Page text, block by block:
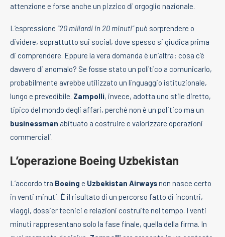
attenzione e forse anche un pizzico di orgoglio nazionale.
L’espressione “20 miliardi in 20 minuti”può sorprendere o
dividere, soprattutto sui social, dove spesso si giudica prima
di comprendere. Eppure la vera domanda è un’altra: cosa c’è
davvero di anomalo? Se fosse stato un politico a comunicarlo,
probabilmente avrebbe utilizzato un linguaggio istituzionale,
lungo e prevedibile. Zampolli, invece, adotta uno stile diretto,
tipico del mondo degli affari, perché non è un politico ma un
businessman abituato a costruire e valorizzare operazioni
commerciali.
L’operazione Boeing Uzbekistan
L’accordo tra Boeing e Uzbekistan Airwaysnon nasce certo
in venti minuti. È il risultato di un percorso fatto di incontri,
viaggi, dossier tecnici e relazioni costruite nel tempo. I venti
minuti rappresentano solo la fase finale, quella della firma. In